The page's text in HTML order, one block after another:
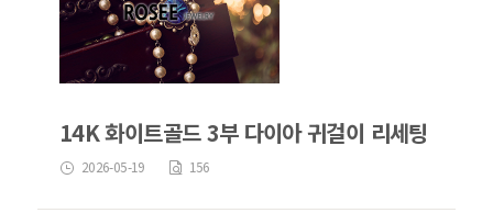
14K 화이트골드 3부 다이아 귀걸이 리세팅
2026-05-19 156